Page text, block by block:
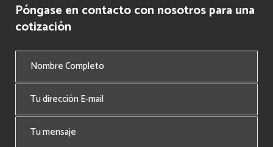
Póngase en contacto con nosotros para una
cotización